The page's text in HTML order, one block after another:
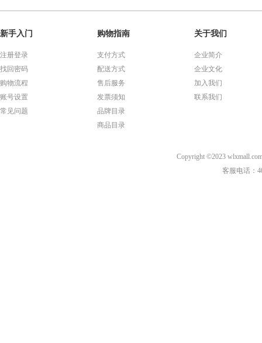
新手入门
注册登录
找回密码
购物流程
账号设置
常见问题
购物指南
支付方式
配送方式
售后服务
发票须知
品牌目录
商品目录
关于我们
企业简介
企业文化
加入我们
联系我们
Copyright ©2023
客服电话：